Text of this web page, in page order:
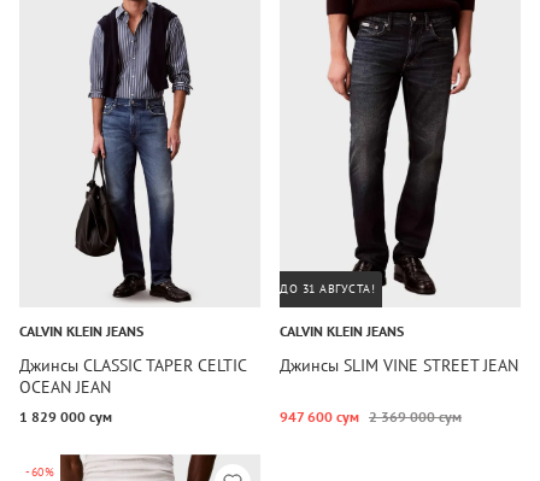
CALVIN KLEIN JEANS
Джинсы CLASSIC TAPER CELTIC
OCEAN JEAN
1 829 000 сум
ДО 31 АВГУСТА!
CALVIN KLEIN JEANS
Джинсы SLIM VINE STREET JEAN
947 600 сум 2 369 000 сум
-60%